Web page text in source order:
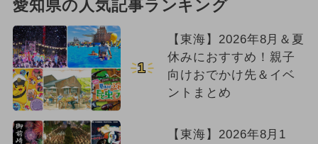
愛知県の人気記事ランキング
1
【東海】2026年8月＆夏
休みにおすすめ！親子
向けおでかけ先＆イベ
ントまとめ
【東海】2026年8月1